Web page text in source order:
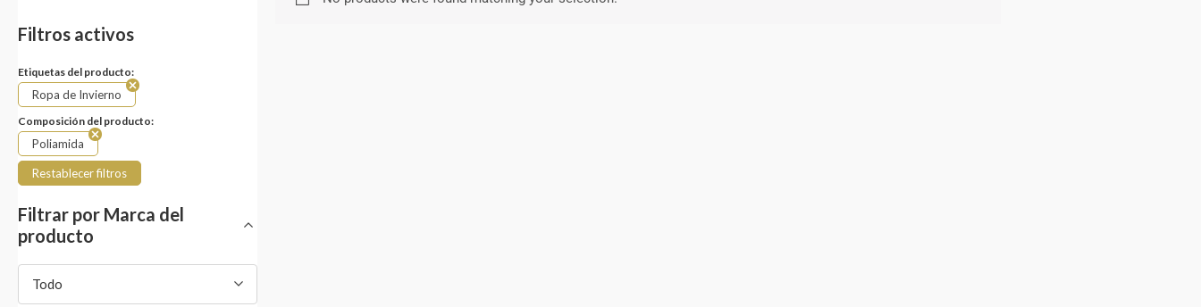
Filtros activos
Etiquetas del producto:
Ropa de Invierno
Composición del producto:
Poliamida
Restablecer filtros
Filtrar por Marca del
producto
Todo